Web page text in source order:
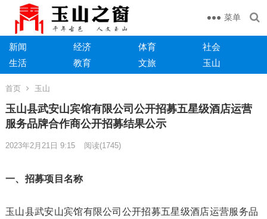
菜单
新闻 经济 体育
社会
生活
教育 文旅 玉山
首页 玉山
玉山县武安山宾馆有限公司公开招募五星级酒店运营
服务品牌合作商公开招募结果公示
2023年2月21日 9:15 阅读(1745)
一、招募项目名称
玉山县武安山宾馆有限公司公开招募五星级酒店运营服务品